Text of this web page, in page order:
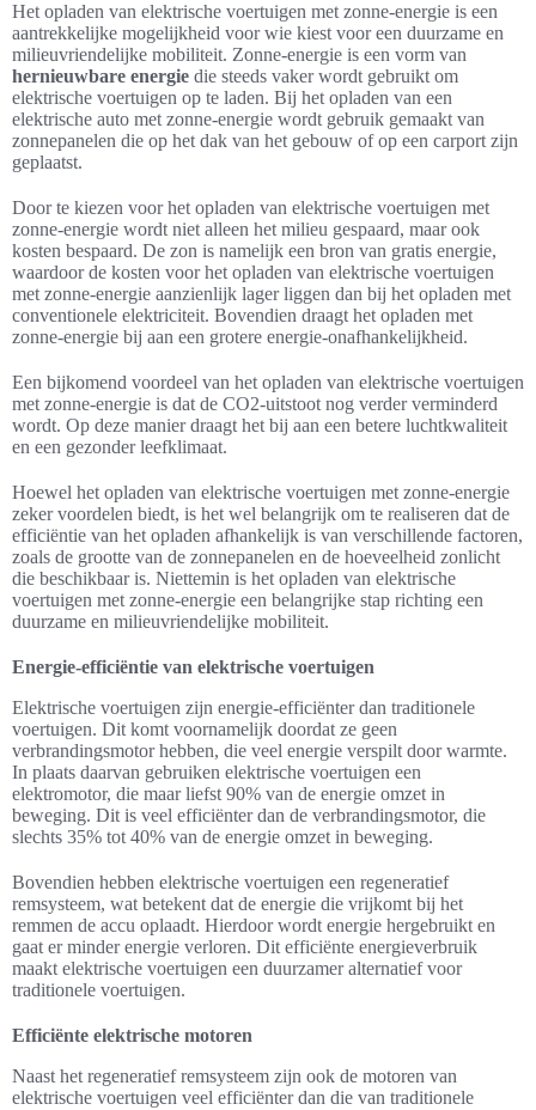
Het opladen van elektrische voertuigen met zonne-energie is een
aantrekkelijke mogelijkheid voor wie kiest voor een duurzame en
milieuvriendelijke mobiliteit. Zonne-energie is een vorm van
hernieuwbare energie die steeds vaker wordt gebruikt om
elektrische voertuigen op te laden. Bij het opladen van een
elektrische auto met zonne-energie wordt gebruik gemaakt van
zonnepanelen die op het dak van het gebouw of op een carport zijn
geplaatst.
Door te kiezen voor het opladen van elektrische voertuigen met
zonne-energie wordt niet alleen het milieu gespaard, maar ook
kosten bespaard. De zon is namelijk een bron van gratis energie,
waardoor de kosten voor het opladen van elektrische voertuigen
met zonne-energie aanzienlijk lager liggen dan bij het opladen met
conventionele elektriciteit. Bovendien draagt het opladen met
zonne-energie bij aan een grotere energie-onafhankelijkheid.
Een bijkomend voordeel van het opladen van elektrische voertuigen
met zonne-energie is dat de CO2-uitstoot nog verder verminderd
wordt. Op deze manier draagt het bij aan een betere luchtkwaliteit
en een gezonder leefklimaat.
Hoewel het opladen van elektrische voertuigen met zonne-energie
zeker voordelen biedt, is het wel belangrijk om te realiseren dat de
efficiëntie van het opladen afhankelijk is van verschillende factoren,
zoals de grootte van de zonnepanelen en de hoeveelheid zonlicht
die beschikbaar is. Niettemin is het opladen van elektrische
voertuigen met zonne-energie een belangrijke stap richting een
duurzame en milieuvriendelijke mobiliteit.
Energie-efficiëntie van elektrische voertuigen
Elektrische voertuigen zijn energie-efficiënter dan traditionele
voertuigen. Dit komt voornamelijk doordat ze geen
verbrandingsmotor hebben, die veel energie verspilt door warmte.
In plaats daarvan gebruiken elektrische voertuigen een
elektromotor, die maar liefst 90% van de energie omzet in
beweging. Dit is veel efficiënter dan de verbrandingsmotor, die
slechts 35% tot 40% van de energie omzet in beweging.
Bovendien hebben elektrische voertuigen een regeneratief
remsysteem, wat betekent dat de energie die vrijkomt bij het
remmen de accu oplaadt. Hierdoor wordt energie hergebruikt en
gaat er minder energie verloren. Dit efficiënte energieverbruik
maakt elektrische voertuigen een duurzamer alternatief voor
traditionele voertuigen.
Efficiënte elektrische motoren
Naast het regeneratief remsysteem zijn ook de motoren van
elektrische voertuigen veel efficiënter dan die van traditionele